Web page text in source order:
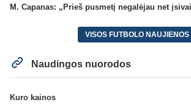
VISOS FUTBOLO NAUJIENOS
Naudingos nuorodos
Kuro kainos